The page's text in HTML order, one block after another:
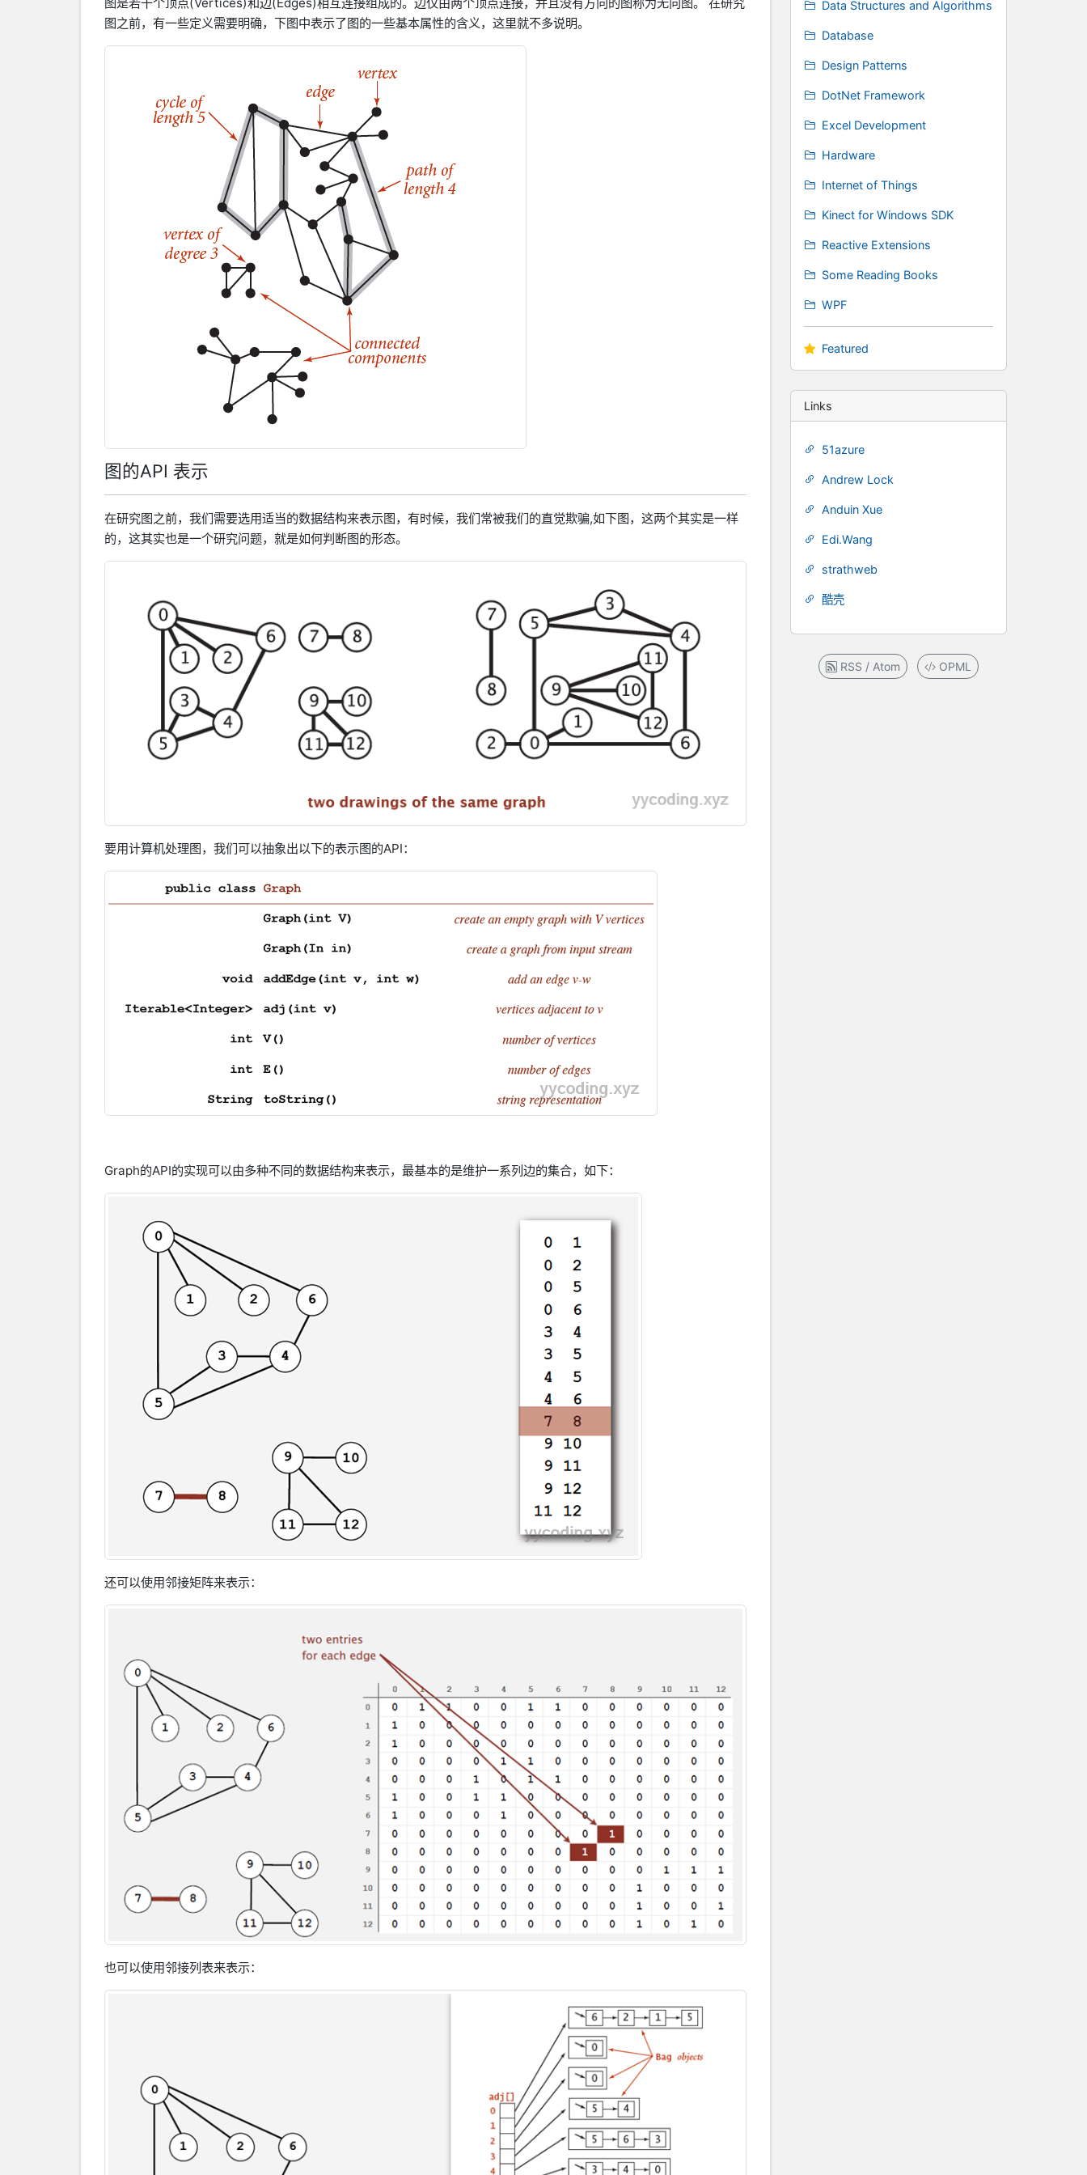
图之前，有一些定义需要明确，下图中表示了图的一些基本属性的含义，这里就不多说明。
图的API 表示
在研究图之前，我们需要选用适当的数据结构来表示图，有时候，我们常被我们的直觉欺骗,如下图，这两个其实是一样
的，这其实也是一个研究问题，就是如何判断图的形态。
要用计算机处理图，我们可以抽象出以下的表示图的API：
Graph的API的实现可以由多种不同的数据结构来表示，最基本的是维护一系列边的集合，如下：
还可以使用邻接矩阵来表示：
也可以使用邻接列表来表示：
Data Structures and Algorithms
Database
Design Patterns
DotNet Framework
Excel Development
Hardware
Internet of Things
Kinect for Windows SDK
Reactive Extensions
Some Reading Books
WPF
Featured
Links
51azure
Andrew Lock
Anduin Xue
Edi.Wang
strathweb
酷壳
RSS / Atom OPML